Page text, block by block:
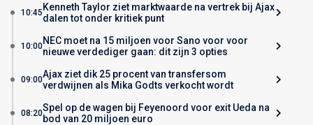
10:45 Kenneth Taylor ziet marktwaarde na vertrek bij Ajax
dalen tot onder kritiek punt
10:00NEC moet na 15 miljoen voor Sano voor voor
nieuwe verdediger gaan: dit zijn 3 opties
09:00Ajax ziet dik 25 procent van transfersom
verdwijnen als Mika Godts verkocht wordt
08:20Spel op de wagen bij Feyenoord voor exit Ueda na
bod van 20 miljoen euro